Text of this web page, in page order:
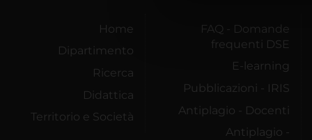
che hanno raccolto dal tuo
Home
Dipartimento
Ricerca
Didattica
Territorio e Società
FAQ - Domande
frequenti DSE
E-learning
Pubblicazioni - IRIS
Antiplagio - Docenti
Antiplagio -